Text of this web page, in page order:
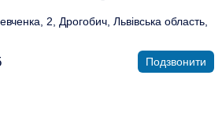
2, Дрогобич, Львівська область,
Подзвонити